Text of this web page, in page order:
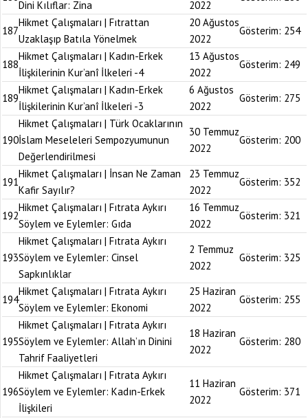
Dini Kılıflar: Zina 2022
187
Hikmet Çalışmaları | Fıtrattan
Uzaklaşıp Batıla Yönelmek
20 Ağustos
2022
Gösterim: 254
188
Hikmet Çalışmaları | Kadın-Erkek
İlişkilerinin Kur’anî İlkeleri -4
13 Ağustos
2022
Gösterim: 249
189
Hikmet Çalışmaları | Kadın-Erkek
İlişkilerinin Kur’anî İlkeleri -3
6 Ağustos
2022
Gösterim: 275
190
Hikmet Çalışmaları | Türk Ocaklarının
İslam Meseleleri Sempozyumunun
Değerlendirilmesi
30 Temmuz
2022
Gösterim: 200
191
Hikmet Çalışmaları | İnsan Ne Zaman
Kafir Sayılır?
23 Temmuz
2022
Gösterim: 352
192
Hikmet Çalışmaları | Fıtrata Aykırı
Söylem ve Eylemler: Gıda
16 Temmuz
2022
Gösterim: 321
193
Hikmet Çalışmaları | Fıtrata Aykırı
Söylem ve Eylemler: Cinsel
Sapkınlıklar
2 Temmuz
2022
Gösterim: 325
194
Hikmet Çalışmaları | Fıtrata Aykırı
Söylem ve Eylemler: Ekonomi
25 Haziran
2022
Gösterim: 255
195
Hikmet Çalışmaları | Fıtrata Aykırı
Söylem ve Eylemler: Allah’ın Dinini
Tahrif Faaliyetleri
18 Haziran
2022
Gösterim: 280
196
Hikmet Çalışmaları | Fıtrata Aykırı
Söylem ve Eylemler: Kadın-Erkek
İlişkileri
11 Haziran
2022
Gösterim: 371